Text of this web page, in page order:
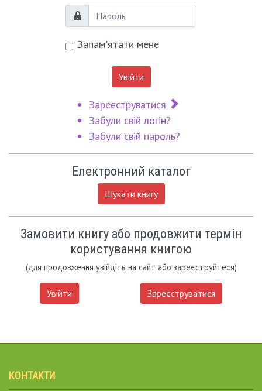
Пароль
Запам'ятати мене
Увійти
Зареєструватися
Забули свій логін?
Забули свій пароль?
Електронний каталог
Шукати книгу
Замовити книгу або продовжити термін
користування книгою
(для продовження увійдіть на сайт або зареєструйтеся)
Увійти Зареєструватися
КОНТАКТИ